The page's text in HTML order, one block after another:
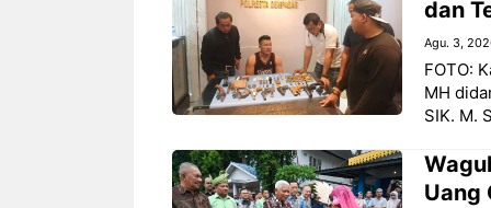
dan
Agu. 3,
FOTO:
MH
SIK. M.
Uang